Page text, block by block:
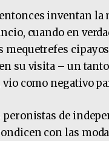
inventan la
cuando en
mequetrefes
su visita – un
como negativo
peronistas de
con las